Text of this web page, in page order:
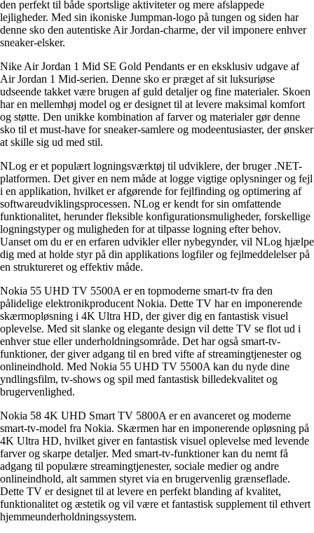
den perfekt til både sportslige aktiviteter og mere afslappede
lejligheder. Med sin ikoniske Jumpman-logo på tungen og siden har
denne sko den autentiske Air Jordan-charme, der vil imponere enhver
sneaker-elsker.
Nike Air Jordan 1 Mid SE Gold Pendants er en eksklusiv udgave af
Air Jordan 1 Mid-serien. Denne sko er præget af sit luksuriøse
udseende takket være brugen af guld detaljer og fine materialer. Skoen
har en mellemhøj model og er designet til at levere maksimal komfort
og støtte. Den unikke kombination af farver og materialer gør denne
sko til et must-have for sneaker-samlere og modeentusiaster, der ønsker
at skille sig ud med stil.
NLog er et populært logningsværktøj til udviklere, der bruger .NET-
platformen. Det giver en nem måde at logge vigtige oplysninger og fejl
i en applikation, hvilket er afgørende for fejlfinding og optimering af
softwareudviklingsprocessen. NLog er kendt for sin omfattende
funktionalitet, herunder fleksible konfigurationsmuligheder, forskellige
logningstyper og muligheden for at tilpasse logning efter behov.
Uanset om du er en erfaren udvikler eller nybegynder, vil NLog hjælpe
dig med at holde styr på din applikations logfiler og fejlmeddelelser på
en struktureret og effektiv måde.
Nokia 55 UHD TV 5500A er en topmoderne smart-tv fra den
pålidelige elektronikproducent Nokia. Dette TV har en imponerende
skærmopløsning i 4K Ultra HD, der giver dig en fantastisk visuel
oplevelse. Med sit slanke og elegante design vil dette TV se flot ud i
enhver stue eller underholdningsområde. Det har også smart-tv-
funktioner, der giver adgang til en bred vifte af streamingtjenester og
onlineindhold. Med Nokia 55 UHD TV 5500A kan du nyde dine
yndlingsfilm, tv-shows og spil med fantastisk billedekvalitet og
brugervenlighed.
Nokia 58 4K UHD Smart TV 5800A er en avanceret og moderne
smart-tv-model fra Nokia. Skærmen har en imponerende opløsning på
4K Ultra HD, hvilket giver en fantastisk visuel oplevelse med levende
farver og skarpe detaljer. Med smart-tv-funktioner kan du nemt få
adgang til populære streamingtjenester, sociale medier og andre
onlineindhold, alt sammen styret via en brugervenlig grænseflade.
Dette TV er designet til at levere en perfekt blanding af kvalitet,
funktionalitet og æstetik og vil være et fantastisk supplement til ethvert
hjemmeunderholdningssystem.